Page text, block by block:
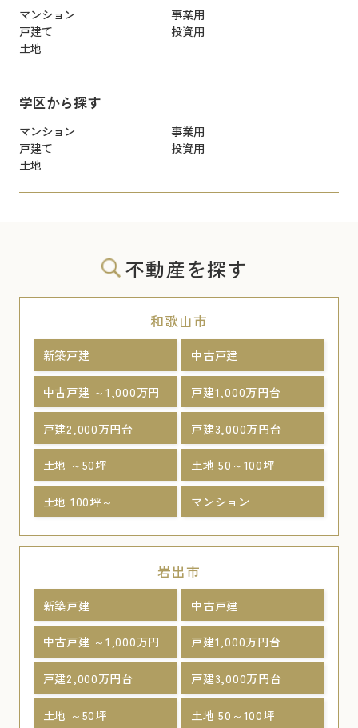
マンション
事業用
戸建て
投資用
土地
学区から探す
マンション
事業用
戸建て
投資用
土地
不動産を探す
和歌山市
新築戸建 中古戸建
中古戸建 ～1,000万円 戸建1,000万円台
戸建2,000万円台 戸建3,000万円台
土地 ～50坪 土地 50～100坪
土地 100坪～ マンション
岩出市
新築戸建 中古戸建
中古戸建 ～1,000万円 戸建1,000万円台
戸建2,000万円台 戸建3,000万円台
土地 ～50坪 土地 50～100坪